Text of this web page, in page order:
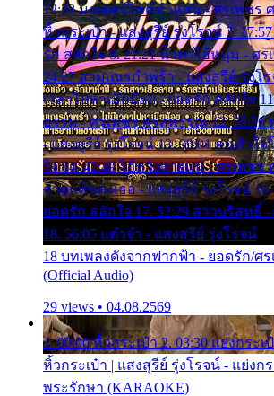
12:23 มอเตอร์ไซค์ทำหล่น - ศรเพชร
หิ้วกระเป๋า - แสงสุรีย์ รุ่งโรจน์ 7.
รัก สลักใจ 8. 21:21 น้ำตาไอ้หนุ่ม - ศ
24:27 สามเณรกำพร้า - แสงสุรีย์ รุ่งโร
เวลาไปหาเมียน้อย - ยอดรัก สลักใจ
ธรรม - ศรเพชร ศรสุพรรณ 12.
- แสงสุรีย์ รุ่งโรจน์ 13. 39:01 คนหัวใ
ใจ 14. 42:49 ไอ้หวังตายแน่ - ศรเพชร
ธาตุแท้ของเธอ - แสงสุรีย์ รุ่งโรจน์
ยอดรัก สลักใจ 17. 52:29 สาวบริสุทธิ์
18. 56:05 แต๋วจ๋า - แสงสุรีย์ รุ่งโรจน์
18 บทเพลงดังจากฟากฟ้า - ยอดรัก/ศ
(Official Audio)
29 views • 04.08.2569
1. 00:00 หิ้วกระเป๋า 2. 03:30 แย่งกระเ
หิ้วกระเป๋า | แสงสุรีย์ รุ่งโรจน์ - แย่งก
พระรักษา (KARAOKE)